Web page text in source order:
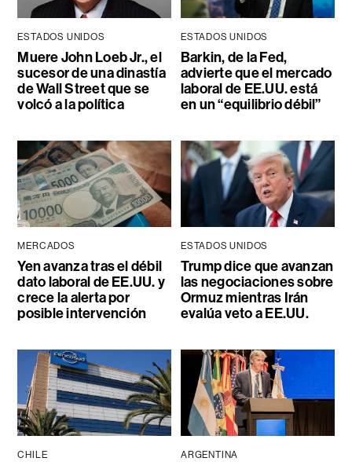
ESTADOS UNIDOS
Muere John Loeb Jr., el
sucesor de una dinastía
de Wall Street que se
volcó a la política
ESTADOS UNIDOS
Barkin, de la Fed,
advierte que el mercado
laboral de EE.UU. está
en un “equilibrio débil”
MERCADOS
Yen avanza tras el débil
dato laboral de EE.UU. y
crece la alerta por
posible intervención
ESTADOS UNIDOS
Trump dice que avanzan
las negociaciones sobre
Ormuz mientras Irán
evalúa veto a EE.UU.
CHILE ARGENTINA